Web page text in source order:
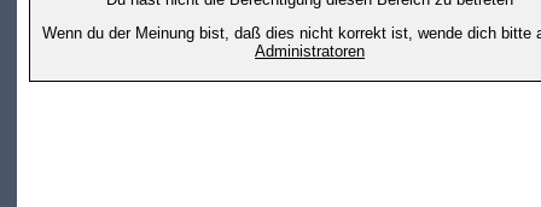
Wenn du der Meinung bist, daß dies nicht korrekt ist, wende dich bitte
Administratoren